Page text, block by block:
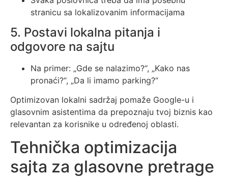
stranicu sa lokalizovanim informacijama
5. Postavi lokalna pitanja i
odgovore na sajtu
Na primer: „Gde se nalazimo?“, „Kako nas
pronaći?“, „Da li imamo parking?“
Optimizovan lokalni sadržaj pomaže Google-u i
glasovnim asistentima da prepoznaju tvoj biznis kao
relevantan za korisnike u određenoj oblasti.
Tehnička optimizacija
sajta za glasovne pretrage